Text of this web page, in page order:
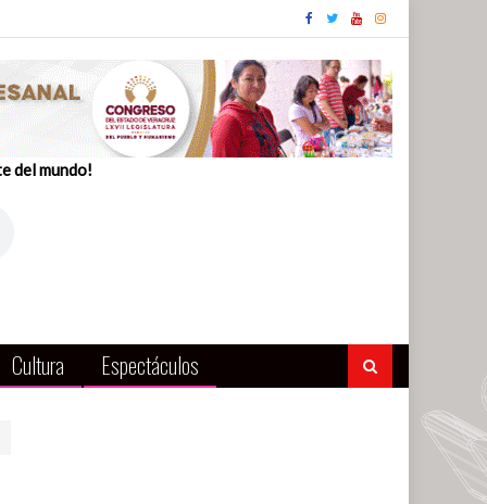
del mundo!
Cultura Espectáculos